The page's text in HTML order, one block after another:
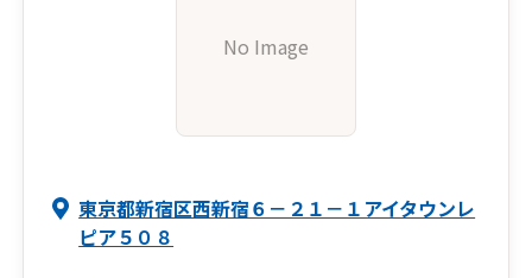
No Image
東京都新宿区西新宿６－２１－１アイタウンレ
ピア５０８